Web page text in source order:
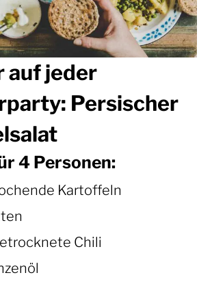
auf jeder
Persischer
4 Personen:
Kartoffeln
Chili